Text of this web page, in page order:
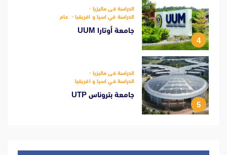
4
الدراسة فى ماليزيا
الدراسة في اسيا و افريقيا
عام
جامعة أوتارا UUM
5
الدراسة فى ماليزيا
الدراسة في اسيا و افريقيا
جامعة بتروناس UTP